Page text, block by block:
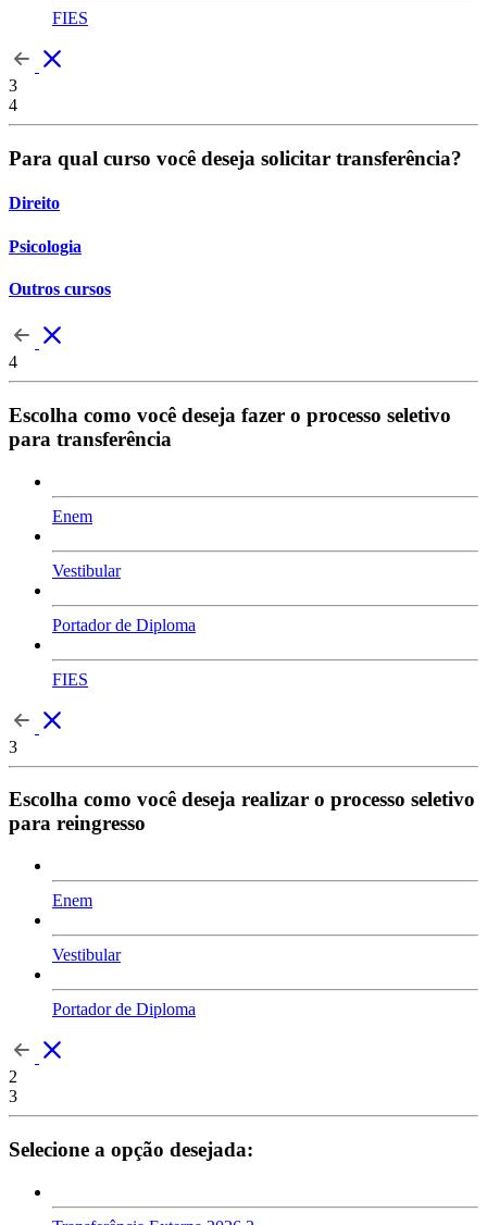
FIES
3
4
Para qual curso você deseja solicitar transferência?
Direito
Psicologia
Outros cursos
4
Escolha como você deseja fazer o processo seletivo
para transferência
Enem
Vestibular
Portador de Diploma
FIES
3
Escolha como você deseja realizar o processo seletivo
para reingresso
Enem
Vestibular
Portador de Diploma
2
3
Selecione a opção desejada: